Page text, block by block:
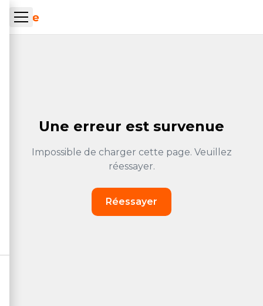
Skip to main content
Une erreur est survenue
Impossible de charger cette page. Veuillez
réessayer.
Réessayer